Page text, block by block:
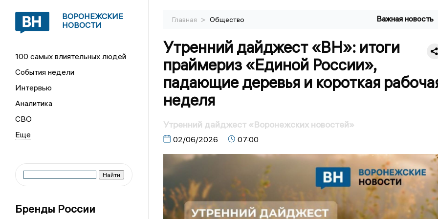
ВОРОНЕЖСКИЕ
НОВОСТИ
100 самых влиятельных людей
События недели
Интервью
Аналитика
СВО
Бренды России
Главная > Общество Важная новость
Утренний дайджест «ВН»: итоги
праймериз «Единой России»,
падающие деревья и короткая
неделя
Утренний дайджест «Воронежских новостей»
02/06/2026 07:00